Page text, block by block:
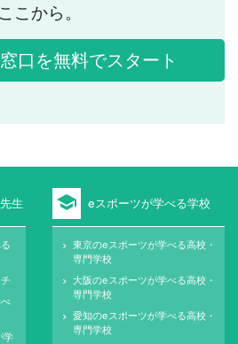
ここから。
口を無料でスタート
生
学
school eスポーツが学べる学校
keyboard_arrow_right
東京のeスポーツが学べる高校・
専門学校
keyboard_arrow_right
大阪のeスポーツが学べる高校・
専門学校
keyboard_arrow_right
愛知のeスポーツが学べる高校・
専門学校